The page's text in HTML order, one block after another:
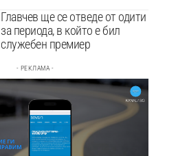
Главчев ще се отведе от одити
за периода, в който е бил
служебен премиер
- РЕКЛАМА -